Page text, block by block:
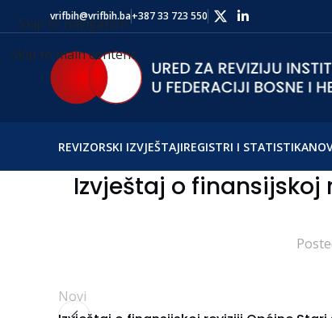
Skip to navigation
Skip to main content
vrifbih@vrifbih.ba+387 33 723 550
REVIZORSKI IZVJEŠTAJIREGISTRI I STATISTIKA
Izvještaj o finansijskoj
Novi